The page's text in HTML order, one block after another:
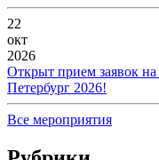
22
окт
2026
Открыт прием заявок
Петербург 2026!
Все мероприятия